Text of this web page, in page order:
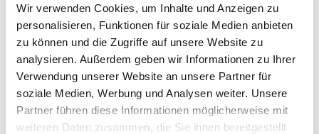
Wir verwenden Cookies, um Inhalte und Anzeigen zu
personalisieren, Funktionen für soziale Medien anbieten
zu können und die Zugriffe auf unsere Website zu
analysieren. Außerdem geben wir Informationen zu Ihrer
Verwendung unserer Website an unsere Partner für
soziale Medien, Werbung und Analysen weiter. Unsere
Partner führen diese Informationen möglicherweise mit
weiteren Daten zusammen, die Sie ihnen bereitgestellt
Dies könnte Sie auch
interessieren